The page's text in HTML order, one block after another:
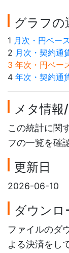
グラフの
1 月次・円ベース
2 月次・契約通
3 年次・円ベー
4 年次・契約通
メタ情
この統計に関
フの一覧を確
更新日
2026-06-10
ダウンロ
ファイルのダ
よる決済をし